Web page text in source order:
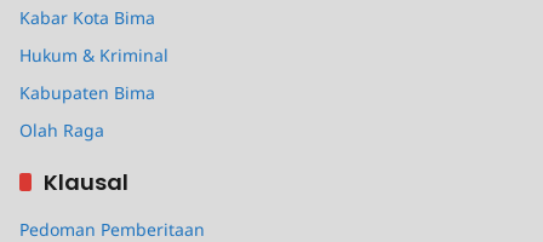
Kabar Kota Bima
Hukum & Kriminal
Kabupaten Bima
Olah Raga
Klausal
Pedoman Pemberitaan